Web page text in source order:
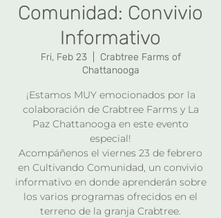
Comunidad: Convivio
Informativo
Fri, Feb 23
  |
Crabtree Farms of
Chattanooga
¡Estamos MUY emocionados por la
colaboración de Crabtree Farms y La
Paz Chattanooga en este evento
especial!
Acompáñenos el viernes 23 de febrero
en Cultivando Comunidad, un convivio
informativo en donde aprenderán sobre
los varios programas ofrecidos en el
terreno de la granja Crabtree.